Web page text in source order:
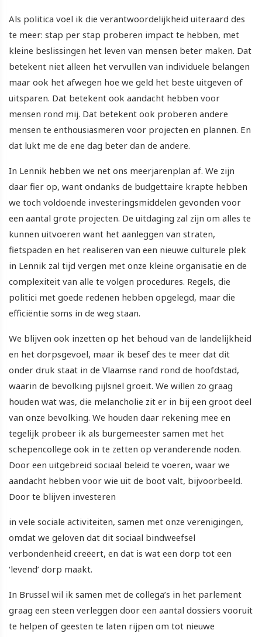
Als politica voel ik die verantwoordelijkheid uiteraard des
te meer: stap per stap proberen impact te hebben, met
kleine beslissingen het leven van mensen beter maken. Dat
betekent niet alleen het vervullen van individuele belangen
maar ook het afwegen hoe we geld het beste uitgeven of
uitsparen. Dat betekent ook aandacht hebben voor
mensen rond mij. Dat betekent ook proberen andere
mensen te enthousiasmeren voor projecten en plannen. En
dat lukt me de ene dag beter dan de andere.
In Lennik hebben we net ons meerjarenplan af. We zijn
daar fier op, want ondanks de budgettaire krapte hebben
we toch voldoende investeringsmiddelen gevonden voor
een aantal grote projecten. De uitdaging zal zijn om alles te
kunnen uitvoeren want het aanleggen van straten,
fietspaden en het realiseren van een nieuwe culturele plek
in Lennik zal tijd vergen met onze kleine organisatie en de
complexiteit van alle te volgen procedures. Regels, die
politici met goede redenen hebben opgelegd, maar die
efficiëntie soms in de weg staan.
We blijven ook inzetten op het behoud van de landelijkheid
en het dorpsgevoel, maar ik besef des te meer dat dit
onder druk staat in de Vlaamse rand rond de hoofdstad,
waarin de bevolking pijlsnel groeit. We willen zo graag
houden wat was, die melancholie zit er in bij een groot deel
van onze bevolking. We houden daar rekening mee en
tegelijk probeer ik als burgemeester samen met het
schepencollege ook in te zetten op veranderende noden.
Door een uitgebreid sociaal beleid te voeren, waar we
aandacht hebben voor wie uit de boot valt, bijvoorbeeld.
Door te blijven investeren
in vele sociale activiteiten, samen met onze verenigingen,
omdat we geloven dat dit sociaal bindweefsel
verbondenheid creëert, en dat is wat een dorp tot een
‘levend’ dorp maakt.
In Brussel wil ik samen met de collega’s in het parlement
graag een steen verleggen door een aantal dossiers vooruit
te helpen of geesten te laten rijpen om tot nieuwe